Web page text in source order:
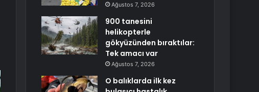
Ağustos 7, 2026
900 tanesini
helikopterle
gökyüzünden bıraktılar:
Tek amacı var
Ağustos 7, 2026
O balıklarda ilk kez